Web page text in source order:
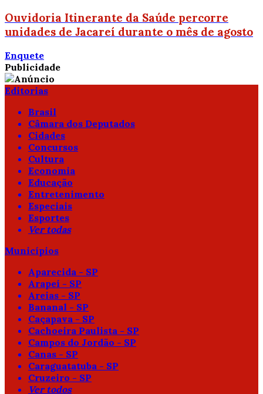
Ouvidoria Itinerante da Saúde percorre
unidades de Jacareí durante o mês de agosto
Enquete
Publicidade
Editorias
Brasil
Câmara dos Deputados
Cidades
Concursos
Cultura
Economia
Educação
Entretenimento
Especiais
Esportes
Ver todas
Municípios
Aparecida - SP
Arapeí - SP
Areias - SP
Bananal - SP
Caçapava - SP
Cachoeira Paulista - SP
Campos do Jordão - SP
Canas - SP
Caraguatatuba - SP
Cruzeiro - SP
Ver todos